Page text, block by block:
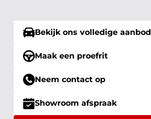
Bekijk ons volledige aanbod
Maak een proefrit
Neem contact op
Showroom afspraak